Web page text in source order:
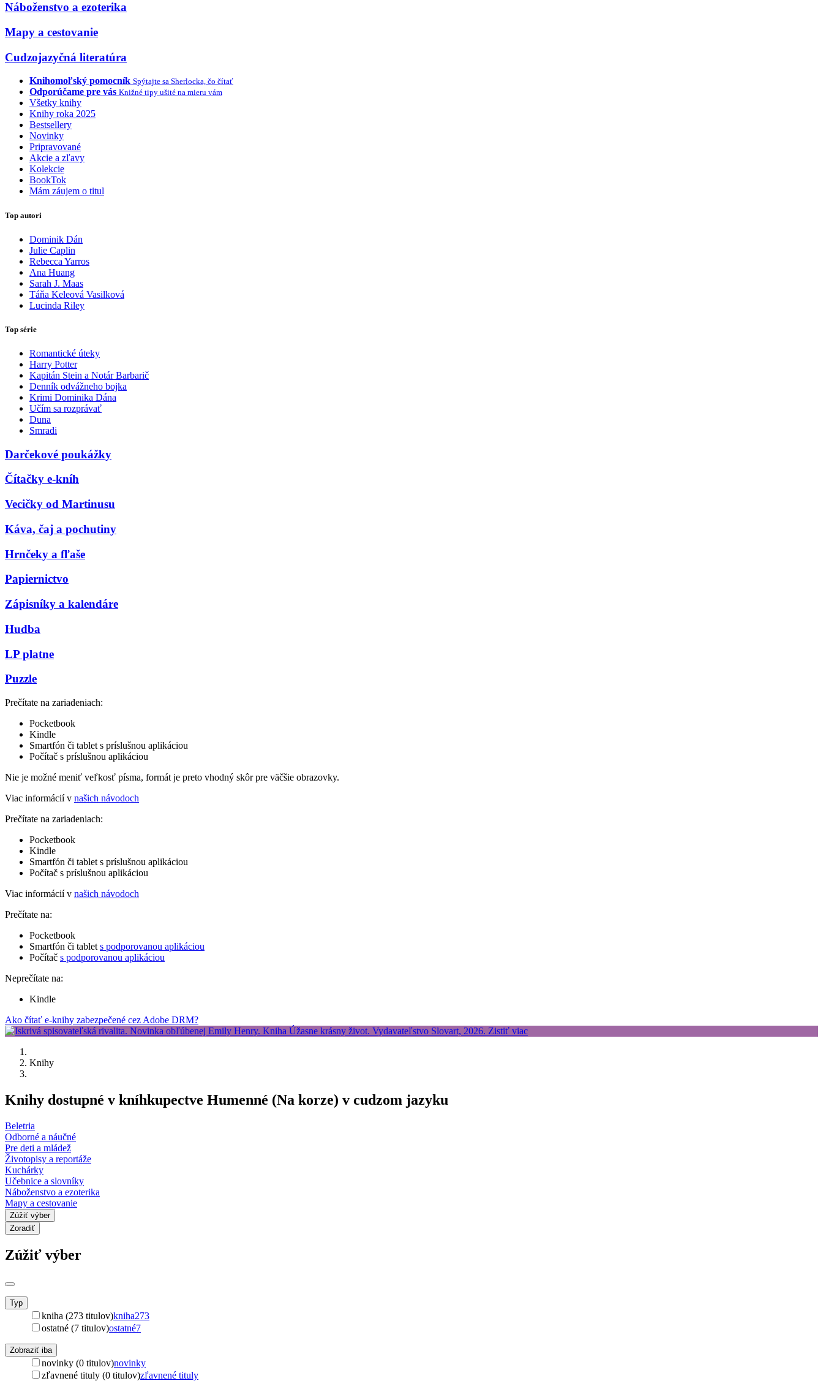
Náboženstvo a ezoterika
Mapy a cestovanie
Cudzojazyčná literatúra
Knihomoľský pomocník Spýtajte sa Sherlocka, čo čítať
Odporúčame pre vás Knižné tipy ušité na mieru vám
Všetky knihy
Knihy roka 2025
Bestsellery
Novinky
Pripravované
Akcie a zľavy
Kolekcie
BookTok
Mám záujem o titul
Top autori
Dominik Dán
Julie Caplin
Rebecca Yarros
Ana Huang
Sarah J. Maas
Táňa Keleová Vasilková
Lucinda Riley
Top série
Romantické úteky
Harry Potter
Kapitán Stein a Notár Barbarič
Denník odvážneho bojka
Krimi Dominika Dána
Učím sa rozprávať
Duna
Smradi
Darčekové poukážky
Čítačky e-kníh
Vecičky od Martinusu
Káva, čaj a pochutiny
Hrnčeky a fľaše
Papiernictvo
Zápisníky a kalendáre
Hudba
LP platne
Puzzle
Prečítate na zariadeniach:
Pocketbook
Kindle
Smartfón či tablet s príslušnou aplikáciou
Počítač s príslušnou aplikáciou
Nie je možné meniť veľkosť písma, formát je preto vhodný skôr pre väčšie obrazovky.
Viac informácií v našich návodoch
Prečítate na zariadeniach:
Pocketbook
Kindle
Smartfón či tablet s príslušnou aplikáciou
Počítač s príslušnou aplikáciou
Viac informácií v našich návodoch
Prečítate na:
Pocketbook
Smartfón či tablet s podporovanou aplikáciou
Počítač s podporovanou aplikáciou
Neprečítate na:
Kindle
Ako čítať e-knihy zabezpečené cez Adobe DRM?
Knihy
Knihy dostupné v kníhkupectve Humenné (Na korze) v cudzom jazyku
Beletria
Odborné a náučné
Pre deti a mládež
Životopisy a reportáže
Kuchárky
Učebnice a slovníky
Náboženstvo a ezoterika
Mapy a cestovanie
Zúžiť výber
Zoradiť
Zúžiť výber
Typ
kniha (273 titulov)kniha273
ostatné (7 titulov)ostatné7
Zobraziť iba
novinky (0 titulov)novinky
zľavnené tituly (0 titulov)zľavnené tituly